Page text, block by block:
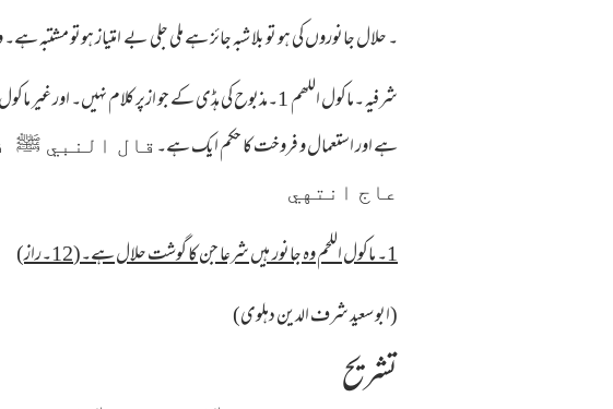
۔ حلال جانوروں کی ہو تو بلا شبہ جائز ہے ملی جلی بے امتیاز ہوتو مشتبہ
شرفیہ ۔ماکول اللھم 1۔مذبوح کی ہڈی کے جو ازپر کلام
ہے اور استعمال و فروخت کا حکم ایک ہے۔ قال النبي ﷺ
عاج انتهي
1۔ ماکول اللحم وہ جانور ہیں شرعا جن کا گوشت حلال ہے۔(12۔راز)
(ابو سعید شرف الدین دہلوی)
تشریح